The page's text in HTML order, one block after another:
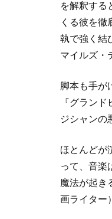
を解釈する
くる彼を徹
執で強く結
マイルズ・
脚本も手が
『グラン
ジシャンの
ほとんどが
って、音楽
魔法が起き
画ライター）